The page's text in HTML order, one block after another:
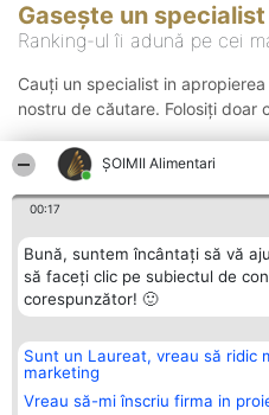
ŞOIMII Alimentari
00:17
Bună, suntem încântați să vă
să faceți clic pe subiectul de
corespunzător! 🙂
Sunt un Laureat, vreau să ridic
marketing
Vreau să-mi înscriu firma in
Gasește un specialist
Ranking-ul îi adună pe cei
Cauți un specialist in
nostru de căutare. Folosiți doar
Organizator Ranking
BRIGHT SOLUTIONS BR SRL
Aleea Timisul De Sus 2 Bl. A30
Sc. A Et. 4 Ap. 13 Cod 061952
Lista